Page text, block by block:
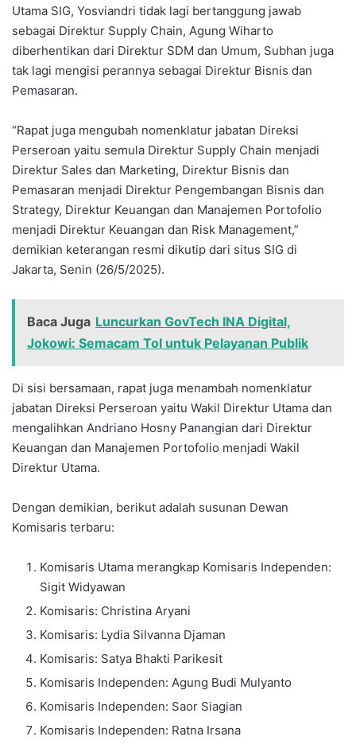
Utama SIG, Yosviandri tidak lagi bertanggung jawab
sebagai Direktur Supply Chain, Agung Wiharto
diberhentikan dari Direktur SDM dan Umum, Subhan juga
tak lagi mengisi perannya sebagai Direktur Bisnis dan
Pemasaran.
“Rapat juga mengubah nomenklatur jabatan Direksi
Perseroan yaitu semula Direktur Supply Chain menjadi
Direktur Sales dan Marketing, Direktur Bisnis dan
Pemasaran menjadi Direktur Pengembangan Bisnis dan
Strategy, Direktur Keuangan dan Manajemen Portofolio
menjadi Direktur Keuangan dan Risk Management,”
demikian keterangan resmi dikutip dari situs SIG di
Jakarta, Senin (26/5/2025).
Baca Juga Luncurkan GovTech INA Digital,
Jokowi: Semacam Tol untuk Pelayanan Publik
Di sisi bersamaan, rapat juga menambah nomenklatur
jabatan Direksi Perseroan yaitu Wakil Direktur Utama dan
mengalihkan Andriano Hosny Panangian dari Direktur
Keuangan dan Manajemen Portofolio menjadi Wakil
Direktur Utama.
Dengan demikian, berikut adalah susunan Dewan
Komisaris terbaru:
Komisaris Utama merangkap Komisaris Independen:
Sigit Widyawan
Komisaris: Christina Aryani
Komisaris: Lydia Silvanna Djaman
Komisaris: Satya Bhakti Parikesit
Komisaris Independen: Agung Budi Mulyanto
Komisaris Independen: Saor Siagian
Komisaris Independen: Ratna Irsana